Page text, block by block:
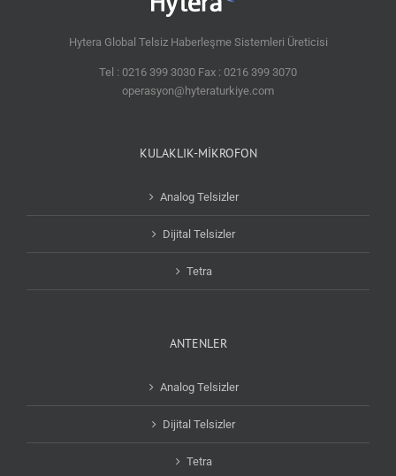
Hytera Global Telsiz Haberleşme Sistemleri Üreticisi
Tel : 0216 399 3030 Fax : 0216 399 3070
operasyon@hyteraturkiye.com
KULAKLIK-MİKROFON
Analog Telsizler
Dijital Telsizler
Tetra
ANTENLER
Analog Telsizler
Dijital Telsizler
Tetra